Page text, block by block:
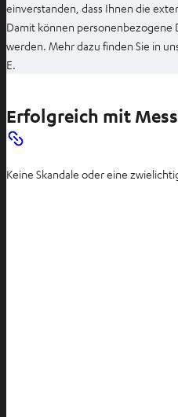
einverstanden, dass Ihnen die
Damit können
werden. Mehr dazu finden Sie in
E.
Erfolgreich mit
Keine Skandale oder eine